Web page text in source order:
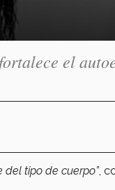
el
del tipo de cuerpo”,